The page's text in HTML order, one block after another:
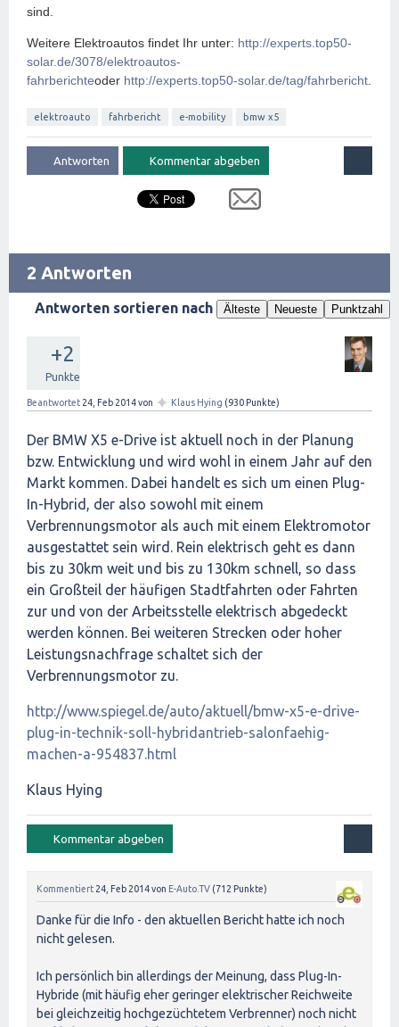
sind.
Weitere Elektroautos findet Ihr unter: http://experts.top50-
solar.de/3078/elektroautos-
fahrberichteoder http://experts.top50-solar.de/tag/fahrbericht
elektroauto fahrbericht e-mobility bmw x5
2 Antworten
Antworten sortieren nach Älteste Neueste Punktzahl
+2
Punkte
Beantwortet 24, Feb 2014von ✦ Klaus Hying (930 Punkte)
Der BMW X5 e-Drive ist aktuell noch in der Planung
bzw. Entwicklung und wird wohl in einem Jahr auf den
Markt kommen. Dabei handelt es sich um einen Plug-
In-Hybrid, der also sowohl mit einem
Verbrennungsmotor als auch mit einem Elektromotor
ausgestattet sein wird. Rein elektrisch geht es dann
bis zu 30km weit und bis zu 130km schnell, so dass
ein Großteil der häufigen Stadtfahrten oder Fahrten
zur und von der Arbeitsstelle elektrisch abgedeckt
werden können. Bei weiteren Strecken oder hoher
Leistungsnachfrage schaltet sich der
Verbrennungsmotor zu.
http://www.spiegel.de/auto/aktuell/bmw-x5-e-drive-
plug-in-technik-soll-hybridantrieb-salonfaehig-
machen-a-954837.html
Klaus Hying
Kommentiert 24, Feb 2014von E-Auto.TV (712 Punkte)
Danke für die Info - den aktuellen Bericht hatte ich noch
nicht gelesen.
Ich persönlich bin allerdings der Meinung, dass Plug-In-
Hybride (mit häufig eher geringer elektrischer Reichweite
bei gleichzeitig hochgezüchtetem Verbrenner) noch nicht